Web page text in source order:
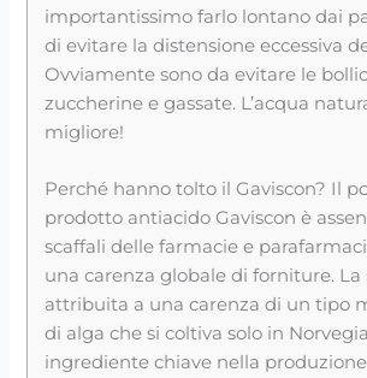
importantissimo farlo lontano dai
di evitare la distensione eccessiva
Ovviamente sono da evitare le
zuccherine e gassate. L’acqua
migliore!
Perché hanno tolto il Gaviscon? Il
prodotto antiacido Gaviscon è
scaffali delle farmacie e
una carenza globale di forniture. La
attribuita a una carenza di un tipo
di alga che si coltiva solo in
ingrediente chiave nella